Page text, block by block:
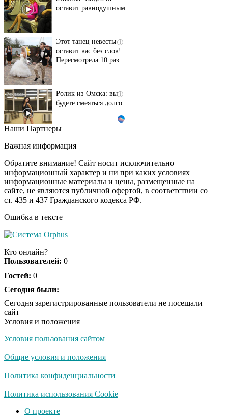
оставит вас без слов!
Пересмотрела 10 раз
будете смеяться долго
Ржу не переставая, это
не раз
i
Ролик длится пару
секунд, но вы будете в
шоке от увиденного
Наши Партнеры
Важная информация
Обратите внимание! Сайт носит исключительно
информационный характер и ни при каких условиях
информационные материалы и цены, размещенные на
сайте, не являются публичной офертой, в соответствии со
ст. 435 и 437 Гражданского кодекса РФ.
Ошибка в тексте
Кто онлайн?
Пользователей: 0
Гостей: 0
Сегодня были:
Сегодня зарегистрированные пользователи не посещали
сайт
Условия и положения
Условия пользования сайтом
Общие условия и положения
Политика конфиденциальности
Политика использования Cookie
О проекте